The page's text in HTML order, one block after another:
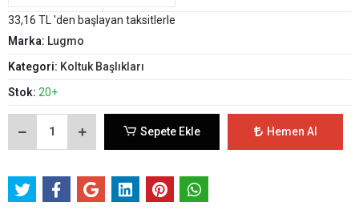
33,16 TL 'den başlayan taksitlerle
Marka: Lugmo
Kategori: Koltuk Başlıkları
Stok: 20+
Sepete Ekle Hemen Al